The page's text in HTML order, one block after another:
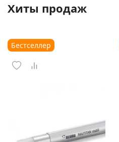
Хиты продаж
Бестселлер